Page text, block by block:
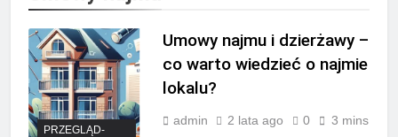
PRZEGLĄD-
Umowy najmu i dzierżawy –
co warto wiedzieć o najmie
lokalu?
admin 2 lata ago 0 3 mins